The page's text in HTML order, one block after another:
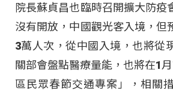
院長蘇貞昌也臨時召開擴大防疫
沒有開放，中國觀光客入境，但
3萬人次，從中國入境，也將從
關部會盤點醫療量能，也將在1
區民眾春節交通專案」，相關